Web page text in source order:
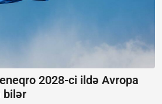
2028-ci ildə Avropa
bilər